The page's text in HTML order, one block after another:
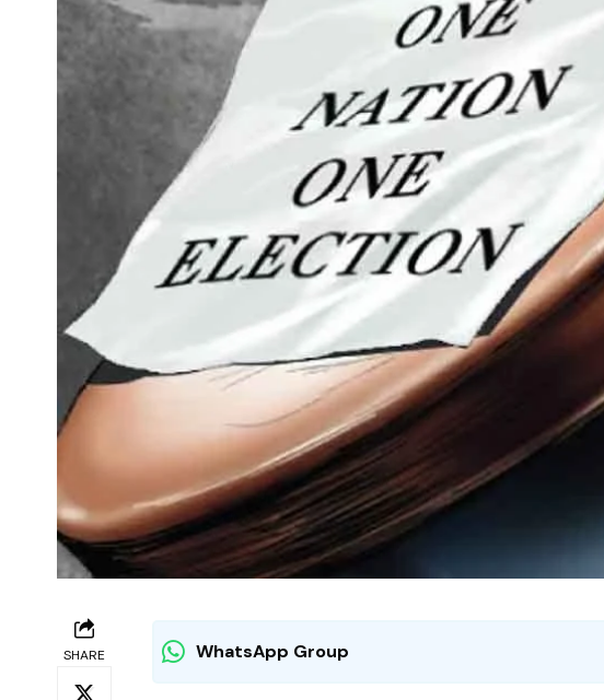
SHARE WhatsApp Group